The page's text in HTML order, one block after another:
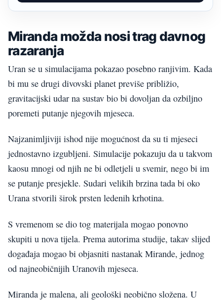
Miranda možda nosi trag davnog
razaranja
Uran se u simulacijama pokazao posebno ranjivim. Kada
bi mu se drugi divovski planet previše približio,
gravitacijski udar na sustav bio bi dovoljan da ozbiljno
poremeti putanje njegovih mjeseca.
Najzanimljiviji ishod nije mogućnost da su ti mjeseci
jednostavno izgubljeni. Simulacije pokazuju da u takvom
kaosu mnogi od njih ne bi odletjeli u svemir, nego bi im
se putanje presjekle. Sudari velikih brzina tada bi oko
Urana stvorili širok prsten ledenih krhotina.
S vremenom se dio tog materijala mogao ponovno
skupiti u nova tijela. Prema autorima studije, takav slijed
događaja mogao bi objasniti nastanak Mirande, jednog
od najneobičnijih Uranovih mjeseca.
Miranda je malena, ali geološki neobično složena. U